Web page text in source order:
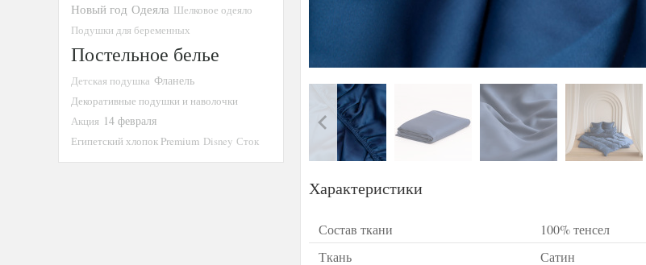
Характеристики
Состав ткани
100% тенсел
Ткань
Сатин
Новый год Одеяла Шелковое одеяло
Подушки для беременных
Постельное белье
Детская подушка Фланель
Декоративные подушки и наволочки
Акция 14 февраля
Египетский хлопок Premium Disney Сток